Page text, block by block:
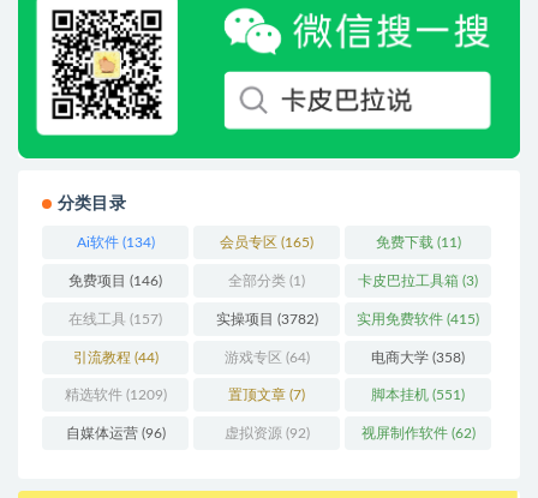
分类目录
Ai软件(134) 会员专区 (165) 免费下载 (11)
免费项目 (146) 全部分类 (1) 卡皮巴拉工具箱 (3)
在线工具 (157) 实操项目 (3782) 实用免费软件 (415)
引流教程 (44) 游戏专区 (64) 电商大学 (358)
精选软件(1209) 置顶文章 (7) 脚本挂机 (551)
自媒体运营(96) 虚拟资源 (92) 视屏制作软件(62)